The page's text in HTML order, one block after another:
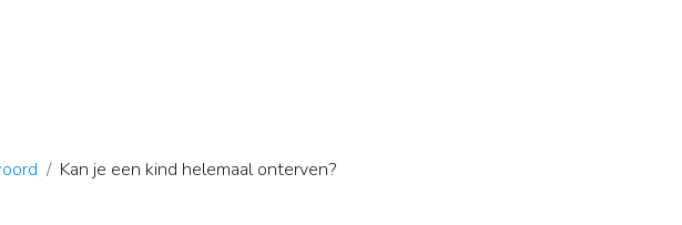
Kan je een kind helemaal onterven?